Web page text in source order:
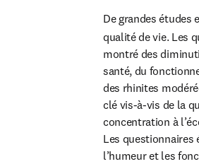
De grandes études
qualité de vie. Les
montré des
santé, du
des rhinites
clé vis-à-vis de la
concentration à
Les
l’humeur et les